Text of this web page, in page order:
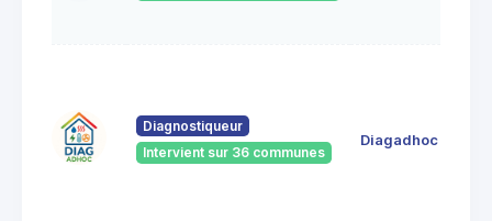
Diagnostiqueur
Intervient sur 36 communes
Diagadhoc